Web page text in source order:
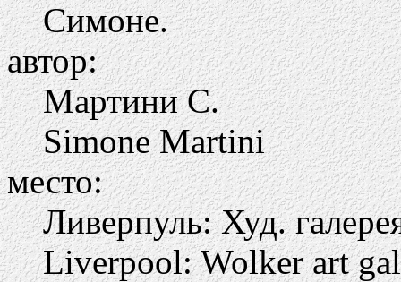
Симоне.
автор:
Мартини С.
Simone Martini
место:
Ливерпуль: Худ.
Liverpool: Wolker art